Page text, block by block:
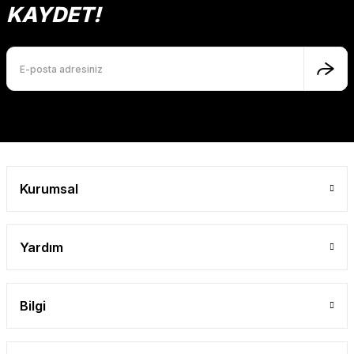
Ürün açıklamasında eksik bilgiler bulunuyor.
Ürün fiyatı diğer sitelerden daha pahalı.
Bu ürüne benzer farklı alternatifler olmalı.
KAYDET!
Kurumsal
Yardım
Bilgi